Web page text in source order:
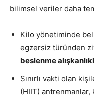
bilimsel veriler daha
Kilo yönetiminde
egzersiz türünden
beslenme
Sınırlı vakti olan
(HIIT) antrenmanlar,